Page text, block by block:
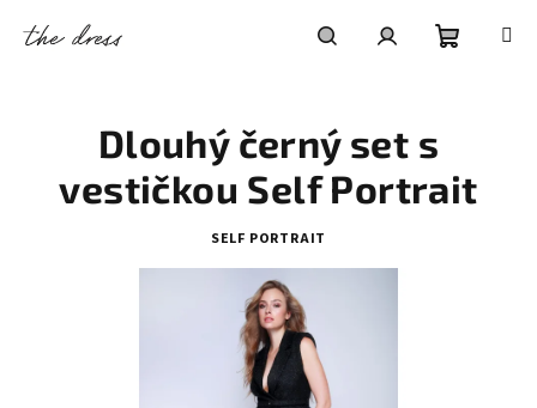
Dlouhý černý set s
vestičkou Self Portrait
SELF PORTRAIT